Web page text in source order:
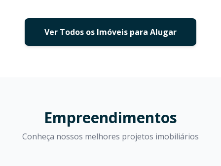
Ver Todos os Imóveis para Alugar
Empreendimentos
Conheça nossos melhores projetos imobiliários